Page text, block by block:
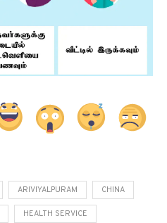
ARIVIYALPURAM CHINA
HEALTH SERVICE